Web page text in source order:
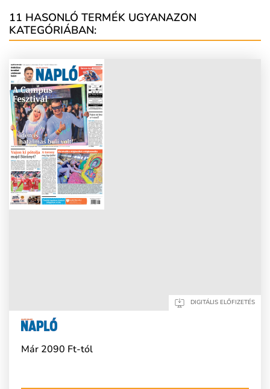
11 HASONLÓ TERMÉK UGYANAZON
KATEGÓRIÁBAN:
DIGITÁLIS ELŐFIZETÉS
Már 2090 Ft-tól